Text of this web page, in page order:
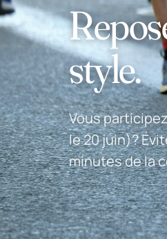
style.
Vous
le 20 juin)?
minutes de la